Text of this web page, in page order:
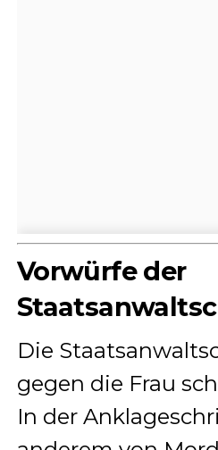
Vorwürfe der
Die
gegen die Frau
In der